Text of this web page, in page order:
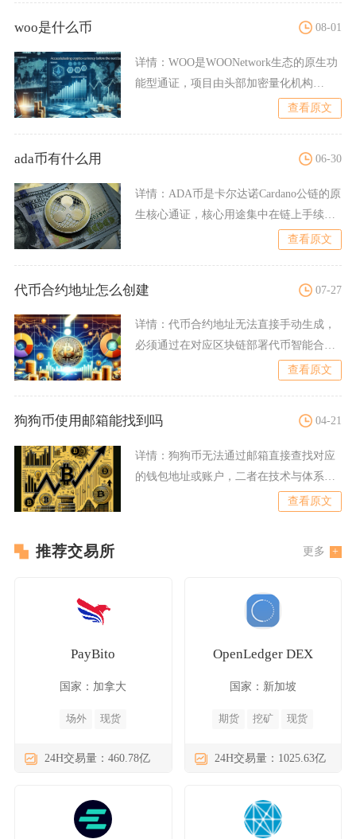
woo是什么币 08-01
详情： WOO是WOONetwork生态的原生功
能型通证，项目由头部加密量化机构
查看原文
ada币有什么用 06-30
详情： ADA币是卡尔达诺Cardano公链的原
生核心通证，核心用途集中在链上手续费
查看原文
代币合约地址怎么创建 07-27
详情： 代币合约地址无法直接手动生成，
必须通过在对应区块链部署代币智能合
约，交易上链确认后由网络自
查看原文
狗狗币使用邮箱能找到吗 04-21
详情： 狗狗币无法通过邮箱直接查找对应
的钱包地址或账户，二者在技术与体系上
查看原文
推荐交易所 更多
PayBito
国家：加拿大
场外 现货
24H交易量：460.78亿
OpenLedger DEX
国家：新加坡
期货 挖矿 现货
24H交易量：1025.63亿